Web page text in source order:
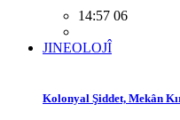
14:57 06
JINEOLOJÎ
Kolonyal Şiddet, Mekân